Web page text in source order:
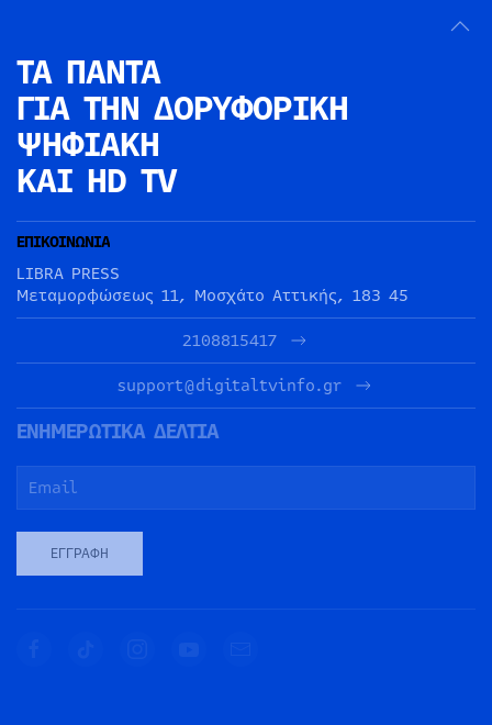
ΤΑ ΠΑΝΤΑ
ΓΙΑ ΤΗΝ ΔΟΡΥΦΟΡΙΚΗ
ΨΗΦΙΑΚΗ
ΚΑΙ HD TV
ΕΠΙΚΟΙΝΩΝΙΑ
LIBRA PRESS
Μεταμορφώσεως 11, Μοσχάτο Αττικής, 183 45
2108815417
support@digitaltvinfo.gr
ΕΝΗΜΕΡΩΤΙΚΑ ΔΕΛΤΙΑ
ΕΓΓΡΑΦΉ